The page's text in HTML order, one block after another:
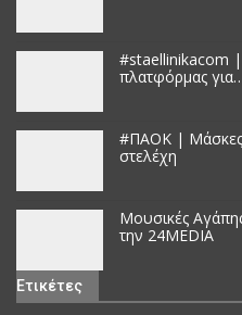
#staellinikacom |
πλατφόρμας
#ΠΑΟΚ | Μάσκες
στελέχη
Μουσικές
την 24MEDIA
Ετικέτες